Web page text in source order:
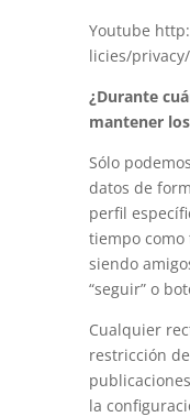
Youtube
licies/privacy/
¿Durante
mantener
Sólo
datos de
perfil
tiempo como
siendo
“seguir” o
Cualquier
restricción
la